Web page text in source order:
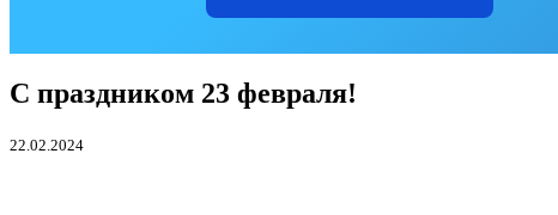
С праздником 23 февраля!
22.02.2024